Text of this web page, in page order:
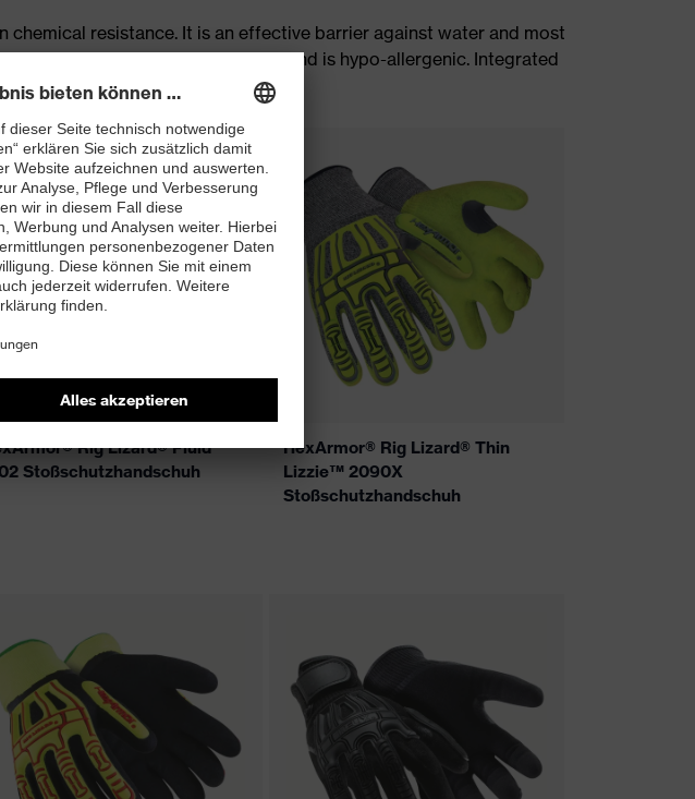
resistance. It is an effective barrier against water and most
it contains no latex proteins and is hypo-allergenic. Integrated
Rig Lizard® Fluid
Stoßschutzhandschuh
HexArmor® Rig Lizard® Thin
Lizzie™ 2090X
Stoßschutzhandschuh